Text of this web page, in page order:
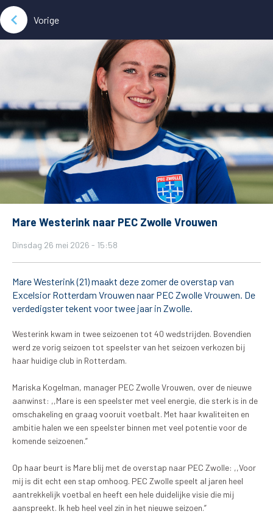
Vorige
De club
Tickets
Teams
Supporters
Business
Fanshop
Mare Westerink naar PEC Zwolle Vrouwen
Dinsdag 26 mei 2026 - 15:58
Mare Westerink (21) maakt deze zomer de overstap van
Excelsior Rotterdam Vrouwen naar PEC Zwolle Vrouwen. De
verdedigster tekent voor twee jaar in Zwolle.
Westerink kwam in twee seizoenen tot 40 wedstrijden. Bovendien
werd ze vorig seizoen tot speelster van het seizoen verkozen bij
haar huidige club in Rotterdam.
Mariska Kogelman, manager PEC Zwolle Vrouwen, over de nieuwe
aanwinst: ,,Mare is een speelster met veel energie, die sterk is in de
omschakeling en graag vooruit voetbalt. Met haar kwaliteiten en
ambitie halen we een speelster binnen met veel potentie voor de
komende seizoenen.”
Op haar beurt is Mare blij met de overstap naar PEC Zwolle: ,,Voor
mij is dit echt een stap omhoog. PEC Zwolle speelt al jaren heel
aantrekkelijk voetbal en heeft een hele duidelijke visie die mij
aanspreekt. Ik heb heel veel zin in het nieuwe seizoen.”